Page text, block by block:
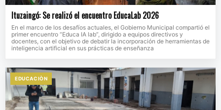
Ituzaingó: Se realizó el encuentro EducaLab 2026
En el marco de los desafíos actuales, el Gobierno Municipal compartió el
primer encuentro “Educa IA lab”, dirigido a equipos directivos y
docentes, con el objetivo de debatir la incorporación de herramientas de
inteligencia artificial en sus prácticas de enseñanza
EDUCACIÒN